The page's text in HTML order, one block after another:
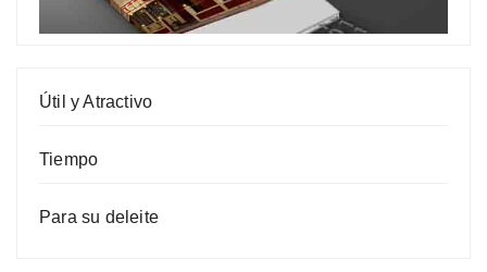
Útil y Atractivo
Tiempo
Para su deleite